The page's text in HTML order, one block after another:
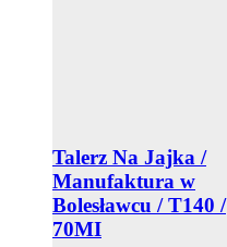
Talerz Na Jajka /
Manufaktura w
Bolesławcu / T140 /
70MI